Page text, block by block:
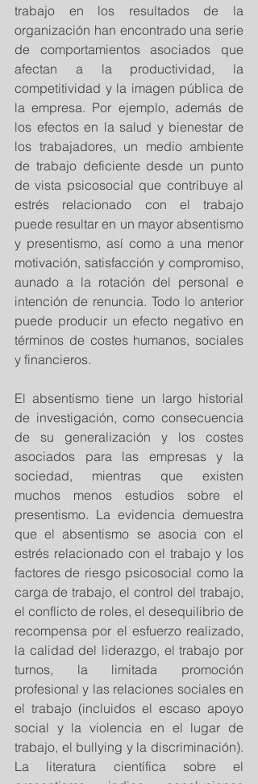
trabajo en los resultados de la
organización han encontrado una serie
de comportamientos asociados que
afectan a la productividad, la
competitividad y la imagen pública de
la empresa. Por ejemplo, además de
los efectos en la salud y bienestar de
los trabajadores, un medio ambiente
de trabajo deficiente desde un punto
de vista psicosocial que contribuye al
estrés relacionado con el trabajo
puede resultar en un mayor absentismo
y presentismo, así como a una menor
motivación, satisfacción y compromiso,
aunado a la rotación del personal e
intención de renuncia. Todo lo anterior
puede producir un efecto negativo en
términos de costes humanos, sociales
y financieros.
El absentismo tiene un largo historial
de investigación, como consecuencia
de su generalización y los costes
asociados para las empresas y la
sociedad, mientras que existen
muchos menos estudios sobre el
presentismo. La evidencia demuestra
que el absentismo se asocia con el
estrés relacionado con el trabajo y los
factores de riesgo psicosocial como la
carga de trabajo, el control del trabajo,
el conflicto de roles, el desequilibrio de
recompensa por el esfuerzo realizado,
la calidad del liderazgo, el trabajo por
turnos, la limitada promoción
profesional y las relaciones sociales en
el trabajo (incluidos el escaso apoyo
social y la violencia en el lugar de
trabajo, el bullying y la discriminación).
La literatura científica sobre el